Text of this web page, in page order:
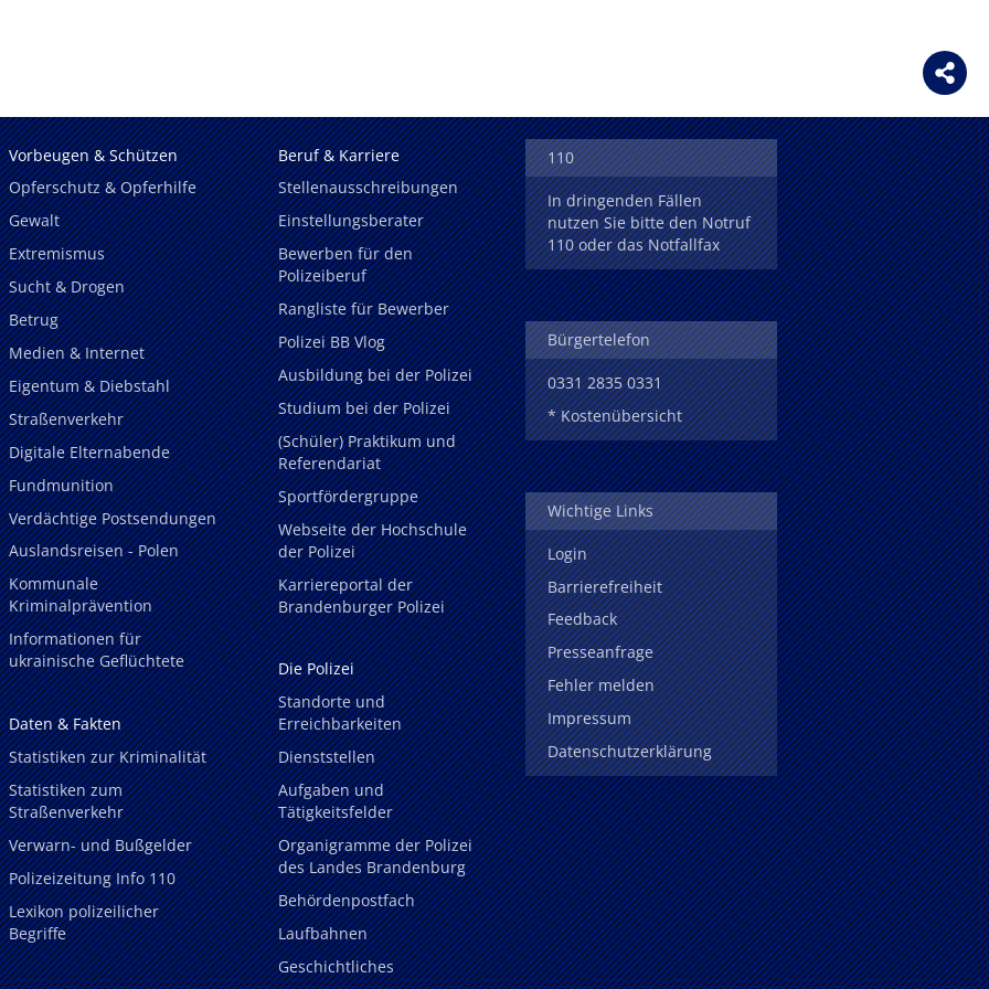
Vorbeugen & Schützen
Opferschutz & Opferhilfe
Gewalt
Extremismus
Sucht & Drogen
Betrug
Medien & Internet
Eigentum & Diebstahl
Straßenverkehr
Digitale Elternabende
Fundmunition
Verdächtige Postsendungen
Auslandsreisen - Polen
Kommunale
Kriminalprävention
Informationen für
ukrainische Geflüchtete
Daten & Fakten
Statistiken zur Kriminalität
Statistiken zum
Straßenverkehr
Verwarn- und Bußgelder
Polizeizeitung Info 110
Lexikon polizeilicher
Begriffe
Beruf & Karriere
Stellenausschreibungen
Einstellungsberater
Bewerben für den
Polizeiberuf
Rangliste für Bewerber
Polizei BB Vlog
Ausbildung bei der Polizei
Studium bei der Polizei
(Schüler) Praktikum und
Referendariat
Sportfördergruppe
Webseite der Hochschule
der Polizei
Karriereportal der
Brandenburger Polizei
Die Polizei
Standorte und
Erreichbarkeiten
Dienststellen
Aufgaben und
Tätigkeitsfelder
Organigramme der Polizei
des Landes Brandenburg
Behördenpostfach
Laufbahnen
Geschichtliches
110
In dringenden Fällen
nutzen Sie bitte den Notruf
110 oder das Notfallfax
Bürgertelefon
0331 2835 0331
* Kostenübersicht
Wichtige Links
Login
Barrierefreiheit
Feedback
Presseanfrage
Fehler melden
Impressum
Datenschutzerklärung